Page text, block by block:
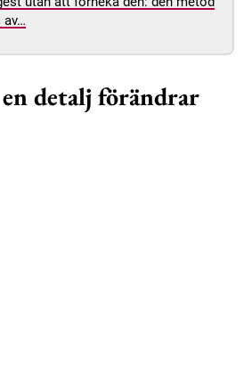
av…
detalj förändrar